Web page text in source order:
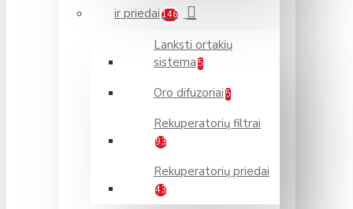
ir priedai 146
Lanksti ortakių
sistema 5
Oro difuzoriai 5
Rekuperatorių filtrai
93
Rekuperatorių priedai
43